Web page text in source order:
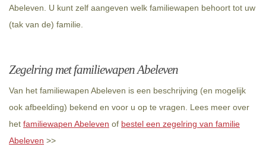
Abeleven. U kunt zelf aangeven welk familiewapen behoort tot uw
(tak van de) familie.
Zegelring met familiewapen Abeleven
Van het familiewapen Abeleven is een beschrijving (en mogelijk
ook afbeelding) bekend en voor u op te vragen. Lees meer over
het familiewapen Abeleven of bestel een zegelring van familie
Abeleven >>